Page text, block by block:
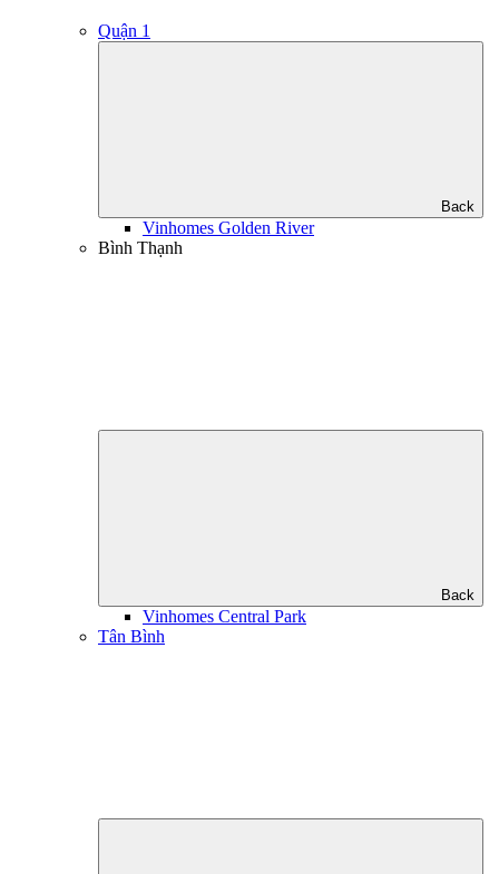
Quận 1
Back
Vinhomes Golden River
Bình Thạnh
Back
Vinhomes Central Park
Tân Bình